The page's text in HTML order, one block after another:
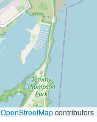
OpenStreetMapcontributors